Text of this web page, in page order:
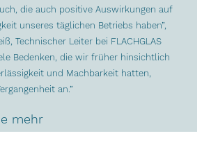
die auch positive Auswirkungen auf
unseres täglichen Betriebs haben”,
Technischer Leiter bei FLACHGLAS
Bedenken, die wir früher hinsichtlich
und Machbarkeit hatten,
an.”
mehr